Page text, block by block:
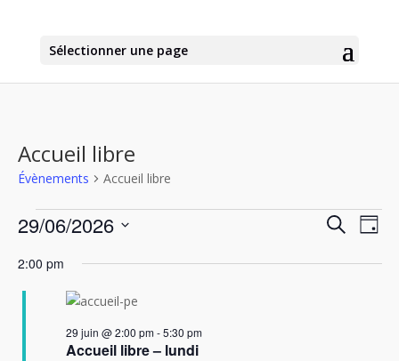
Sélectionner une page
Accueil libre
Évènements Accueil libre
Évènements
for
29
juin
2026
Recherche
de
Jour
29/06/2026
une
date.
2:00 pm
Accueil libre – lundi
29 juin @ 2:00 pm-5:30 pm